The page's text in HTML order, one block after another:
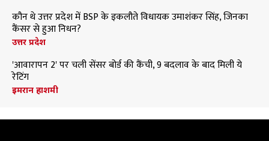
कौन थे उत्तर प्रदेश में BSP के इकलौते विधायक उमाशंकर सिंह, जिनका
कैंसर से हुआ निधन?
उत्तर प्रदेश
'आवारापन 2' पर चली सेंसर बोर्ड की कैंची, 9 बदलाव के बाद मिली ये
रेटिंग
इमरान हाशमी